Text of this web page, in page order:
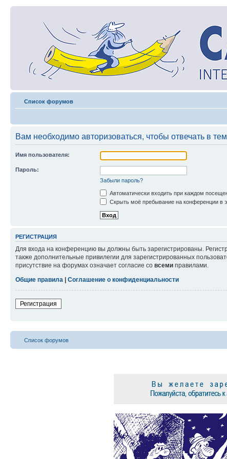
Список форумов
Вам необходимо авторизоваться, чтобы отвечать в
Имя пользователя:
Пароль:
Забыли пароль?
Автоматически входить при каждом
Скрыть моё пребывание на конференции в
РЕГИСТРАЦИЯ
Для входа на конференцию вы должны быть зарегистрированы.
также дополнительные привилегии для зарегистрированных
присутствие на форумах означает согласие со всеми правилами.
Общие правила | Соглашение о конфиденциальности
Регистрация
Список форумов